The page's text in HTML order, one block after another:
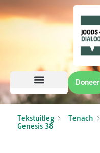
Doneer
Tekstuitleg Tenach
Genesis 38